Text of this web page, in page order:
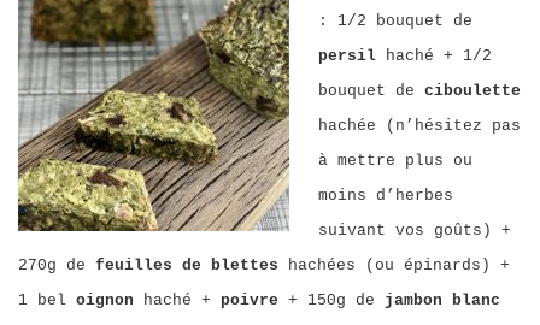
: 1/2 bouquet de
persil haché + 1/2
bouquet de ciboulette
hachée (n’hésitez pas
à mettre plus ou
moins d’herbes
suivant vos goûts) +
270g de feuilles de blettes hachées (ou épinards) +
1 bel oignon haché + poivre + 150g de jambon blanc